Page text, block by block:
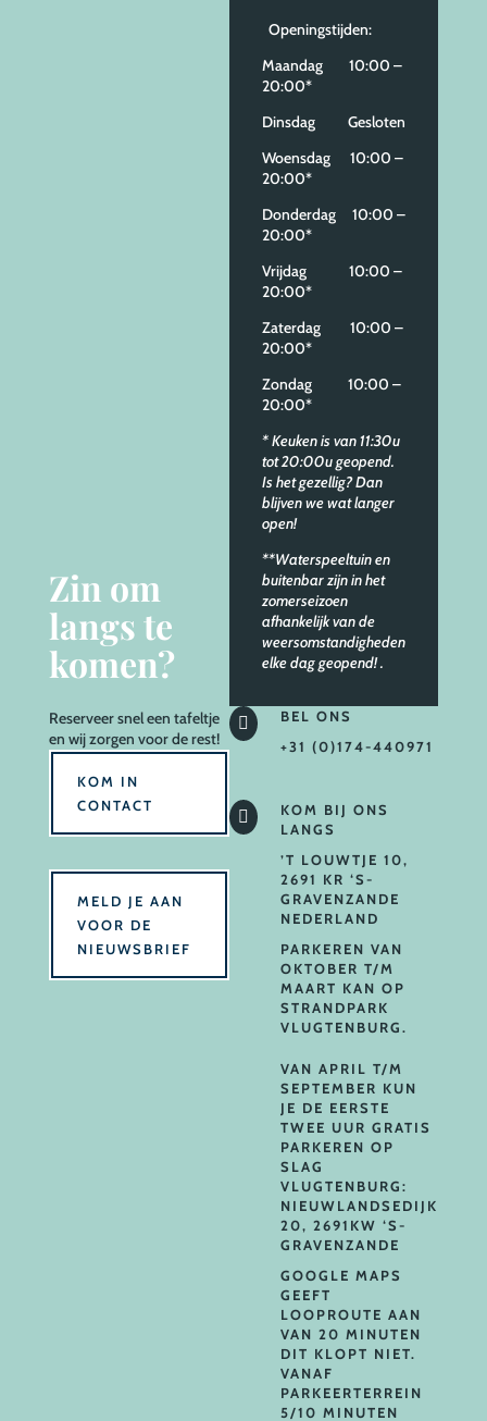
Zin om
langs te
komen?
Reserveersnel een tafeltje
en wij zorgen voor de rest!
KOM IN
CONTACT
MELD JE AAN
VOOR DE
NIEUWSBRIEF
Openingstijden:
Maandag 10:00 –
20:00*
Dinsdag Gesloten
Woensdag 10:00 –
20:00*
Donderdag 10:00 –
20:00*
Vrijdag 10:00 –
20:00*
Zaterdag 10:00 –
20:00*
Zondag 10:00 –
20:00*
* Keuken is van 11:30u
tot 20:00u geopend.
Is het gezellig? Dan
blijven we wat langer
open!
**Waterspeeltuin en
buitenbar zijn in het
zomerseizoen
afhankelijk van de
weersomstandigheden
elke dag geopend!.

BEL ONS
+31 (0)174-440971

KOM BIJ ONS
LANGS
’T LOUWTJE 10,
2691 KR ‘S-
GRAVENZANDE
NEDERLAND
PARKEREN VAN
OKTOBER T/M
MAART KAN OP
STRANDPARK
VLUGTENBURG.
VAN APRIL T/M
SEPTEMBER KUN
JE DE EERSTE
TWEE UUR GRATIS
PARKEREN OP
SLAG
VLUGTENBURG:
NIEUWLANDSEDIJK
20, 2691KW ‘S-
GRAVENZANDE
GOOGLE MAPS
GEEFT
LOOPROUTE AAN
VAN 20 MINUTEN
DIT KLOPT NIET.
VANAF
PARKEERTERREIN
5/10 MINUTEN